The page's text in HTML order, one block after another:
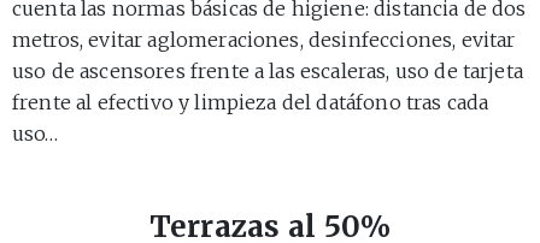
cuenta las normas básicas de higiene: distancia de dos
metros, evitar aglomeraciones, desinfecciones, evitar
uso de ascensores frente a las escaleras, uso de tarjeta
frente al efectivo y limpieza del datáfono tras cada
uso…
Terrazas al 50%